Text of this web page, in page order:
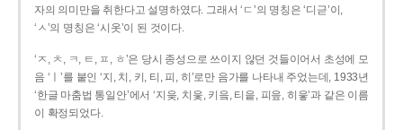
자의 의미만을 취한다고 설명하였다. 그래서 ‘ㄷ’의 명칭은 ‘디귿’이,
‘ㅅ’의 명칭은 ‘시옷’이 된 것이다.
‘ㅈ, ㅊ, ㅋ, ㅌ, ㅍ, ㅎ’은 당시 종성으로 쓰이지 않던 것들이어서 초성에 모
음 ‘ㅣ’를 붙인 ‘지, 치, 키, 티, 피, 히’로만 음가를 나타내 주었는데, 1933년
‘한글 마춤법 통일안’에서 ‘지읒, 치읓, 키읔, 티읕, 피읖, 히읗’과 같은 이름
이 확정되었다.